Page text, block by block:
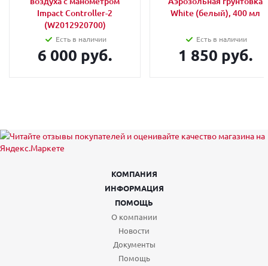
Impact Controller-2
(W2012920700)
Есть в наличии
6 000 руб.
White (белый), 400 мл
Есть в наличии
1 850 руб.
КОМПАНИЯ
ИНФОРМАЦИЯ
ПОМОЩЬ
О компании
Новости
Документы
Помощь